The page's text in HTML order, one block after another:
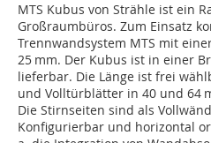
MTS Kubus von Strähle ist ein
Großraumbüros. Zum Einsatz
Trennwandsystem MTS mit
25 mm. Der Kubus ist in einer
lieferbar. Die Länge ist frei
und Volltürblätter in 40 und 64
Die Stirnseiten sind als
Konfigurierbar und horizontal